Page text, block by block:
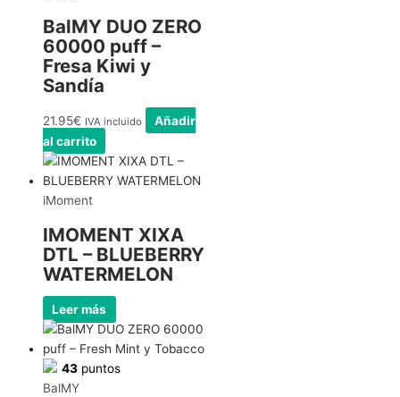
BalMY DUO ZERO
60000 puff –
Fresa Kiwi y
Sandía
21.95€ IVA incluido
Añadir
al carrito
iMoment
IMOMENT XIXA
DTL – BLUEBERRY
WATERMELON
Leer más
43 puntos
BalMY